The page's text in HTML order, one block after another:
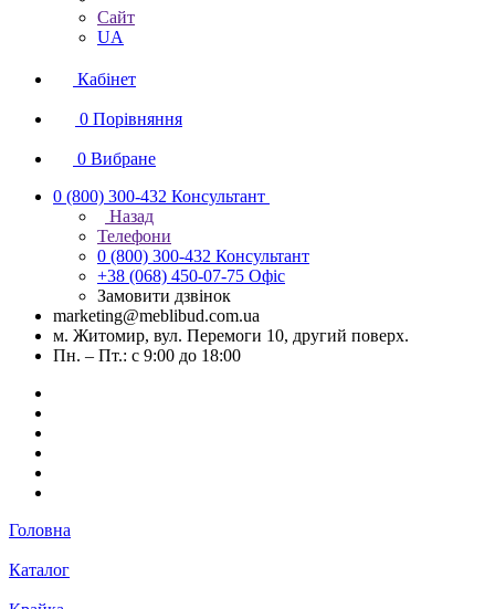
Сайт
UA
Кабінет
0 Порівняння
0 Вибране
0 (800) 300-432 Консультант
Назад
Телефони
0 (800) 300-432 Консультант
+38 (068) 450-07-75 Офіс
Замовити дзвінок
marketing@meblibud.com.ua
м. Житомир, вул. Перемоги 10, другий поверх.
Пн. – Пт.: с 9:00 до 18:00
Головна
Каталог